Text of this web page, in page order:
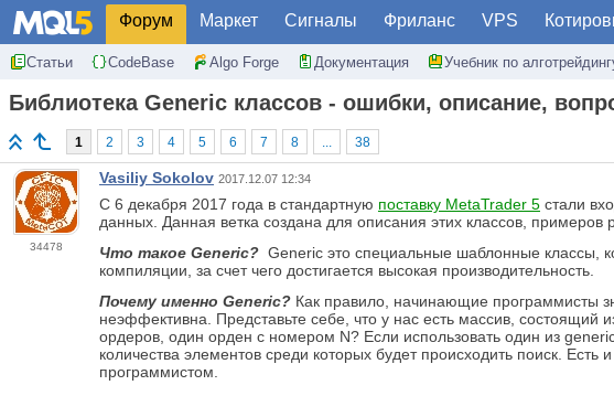
Форум Маркет Сигналы Фриланс VPS
Статьи CodeBase Algo Forge Документация Учебник по
Библиотека Generic классов - ошибки, описание,
1 2 3 4 5 6 7 8 ... 38
34478
Vasiliy Sokolov 2017.12.07 12:34
С 6 декабря 2017 года в стандартную поставку MetaTrader 5 стали
данных. Данная ветка создана для описания этих классов,
Что такое Generic? Generic это специальные шаблонные классы,
компиляции, за счет чего достигается высокая производительность.
Почему именно Generic? Как правило, начинающие программисты
неэффективна. Представьте себе, что у нас есть массив,
ордеров, один орден с номером N? Если использовать один из
количества элементов среди которых будет происходить поиск.
программистом.